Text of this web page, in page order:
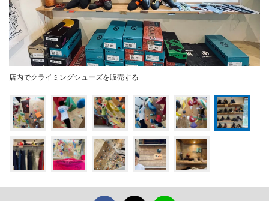
店内でクライミングシューズを販売する